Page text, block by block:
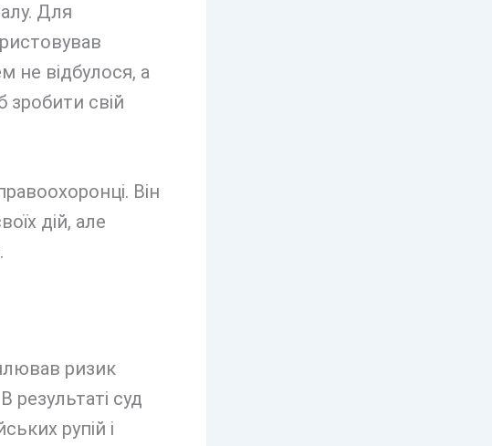
Для
не відбулося, а
свій
Він
дій, але
ризик
результаті суд
рупій і